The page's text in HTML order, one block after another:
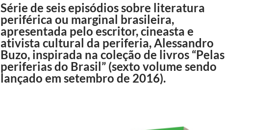
Série de seis episódios sobre literatura
periférica ou marginal brasileira,
apresentada pelo escritor, cineasta e
ativista cultural da periferia, Alessandro
Buzo, inspirada na coleção de livros “Pelas
periferias do Brasil” (sexto volume sendo
lançado em setembro de 2016).